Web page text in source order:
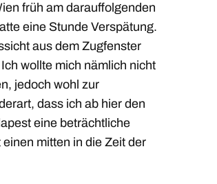
früh am darauffolgenden
eine Stunde Verspätung.
aus dem Zugfenster
wollte mich nämlich nicht
jedoch wohl zur
dass ich ab hier den
eine beträchtliche
mitten in die Zeit der